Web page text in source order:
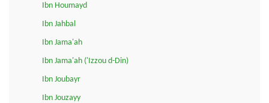
Ibn Houmayd
Ibn Jahbal
Ibn Jama'ah
Ibn Jama'ah ('Izzou d-Din)
Ibn Joubayr
Ibn Jouzayy